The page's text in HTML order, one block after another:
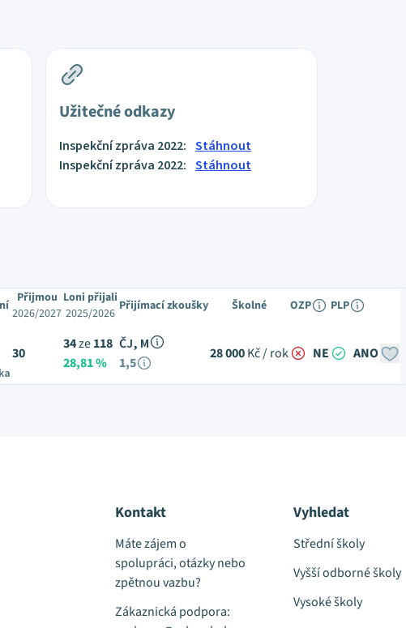
Užitečné odkazy
Inspekční zpráva 2022: Stáhnout
Inspekční zpráva 2022: Stáhnout
Přijmou
2026/2027
Loni přijali
2025/2026 Přijímací zkoušky Školné OZP PLP
30
34ze118
28,81 %
ČJ, M
1,5
28 000Kč / rok NE ANO
Kontakt
Máte zájem o
spolupráci, otázky nebo
zpětnou vazbu?
Zákaznická podpora:
Vyhledat
Střední školy
Vyšší odborné školy
Vysoké školy